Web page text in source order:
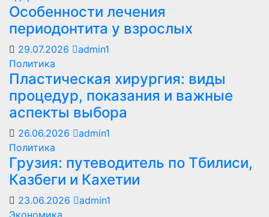
Особенности лечения
периодонтита у взрослых
29.07.2026
admin1
Политика
Пластическая хирургия: виды
процедур, показания и важные
аспекты выбора
26.06.2026
admin1
Политика
Грузия: путеводитель по Тбилиси,
Казбеги и Кахетии
23.06.2026
admin1
Экономика